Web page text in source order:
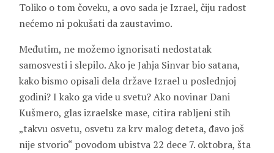
Toliko o tom čoveku, a ovo sada je Izrael, čiju radost
nećemo ni pokušati da zaustavimo.
Međutim, ne možemo ignorisati nedostatak
samosvesti i slepilo. Ako je Jahja Sinvar bio satana,
kako bismo opisali dela države Izrael u poslednjoj
godini? I kako ga vide u svetu? Ako novinar Dani
Kušmero, glas izraelske mase, citira rabljeni stih
„takvu osvetu, osvetu za krv malog deteta, đavo još
nije stvorio“ povodom ubistva 22 dece 7. oktobra, šta